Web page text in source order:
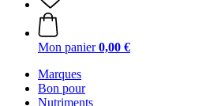
Mon panier 0,00 €
Marques
Bon pour
Nutriments